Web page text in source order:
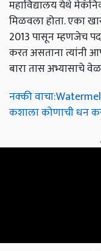
महाविद्यालय येथे
मिळवला होता. एका
2013 पासून म्हणजेच
करत असताना त्यांनी
बारा तास अभ्यासाचे
नक्की
कशाला कोणाची धन